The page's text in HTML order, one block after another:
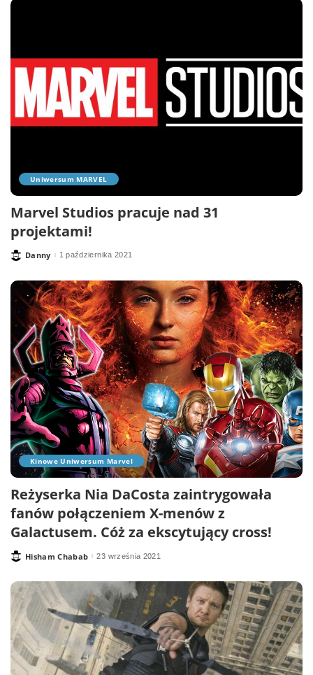
Uniwersum MARVEL
Marvel Studios pracuje nad 31
projektami!
PostedDanny 1 października 2021
Kinowe Uniwersum Marvel
Reżyserka Nia DaCosta zaintrygowała
fanów połączeniem X-menów z
Galactusem. Cóż za ekscytujący cross!
PostedHisham Chabab 23 września 2021